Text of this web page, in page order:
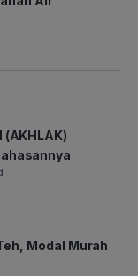
(AKHLAK)
Modal Murah